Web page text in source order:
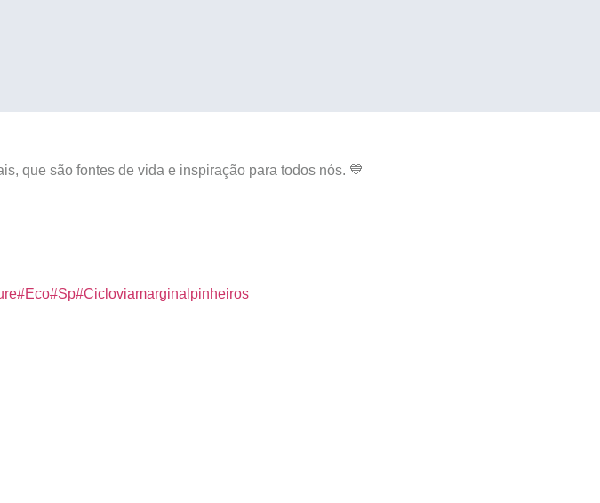
que são fontes de vida e inspiração para todos nós. 💙
#Eco#Sp#Cicloviamarginalpinheiros